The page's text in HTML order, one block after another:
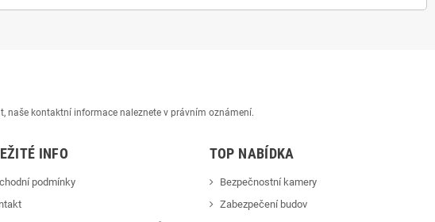
naše kontaktní informace naleznete v právním oznámení.
INFO
podmínky
TOP NABÍDKA
Bezpečnostní kamery
Zabezpečení budov